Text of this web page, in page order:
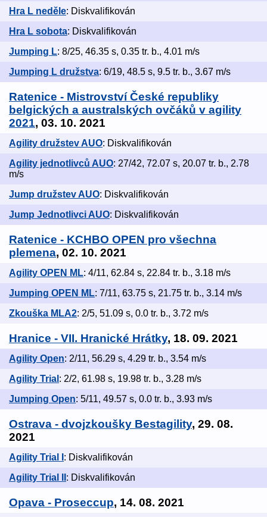
Hra L neděle: Diskvalifikován
Hra L sobota: Diskvalifikován
Jumping L: 8/25, 46.35 s, 0.35 tr. b., 4.01 m/s
Jumping L družstva: 6/19, 48.5 s, 9.5 tr. b., 3.67 m/s
Ratenice - Mistrovství České republiky
belgických a australských ovčáků v agility
2021, 03. 10. 2021
Agility družstev AUO: Diskvalifikován
Agility jednotlivců AUO: 27/42, 72.07 s, 20.07 tr. b., 2.78
m/s
Jump družstev AUO: Diskvalifikován
Jump Jednotlivci AUO: Diskvalifikován
Ratenice - KCHBO OPEN pro všechna
plemena, 02. 10. 2021
Agility OPEN ML: 4/11, 62.84 s, 22.84 tr. b., 3.18 m/s
Jumping OPEN ML: 7/11, 63.75 s, 21.75 tr. b., 3.14 m/s
Zkouška MLA2: 2/5, 51.09 s, 0.0 tr. b., 3.72 m/s
Hranice - VII. Hranické Hrátky, 18. 09. 2021
Agility Open: 2/11, 56.29 s, 4.29 tr. b., 3.54 m/s
Agility Trial : 2/2, 61.98 s, 19.98 tr. b., 3.28 m/s
Jumping Open: 5/11, 49.57 s, 0.0 tr. b., 3.93 m/s
Ostrava - dvojzkoušky Bestagility, 29. 08.
2021
Agility Trial I : Diskvalifikován
Agility Trial II : Diskvalifikován
Opava - Proseccup, 14. 08. 2021